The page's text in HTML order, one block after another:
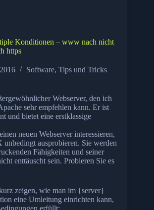
Konditionen – www nach nicht
https
Software, Tips und Tricks
Webserver, den ich
sehr empfehlen kann. Er ist
und bietet eine erstklassige
neuen Webserver interessieren,
ausprobieren. Sie werden
Fähigkeiten und seiner
enttäuscht sein. Probieren Sie es
zeigen, wie man im {server}
eine Umleitung einrichten kann,